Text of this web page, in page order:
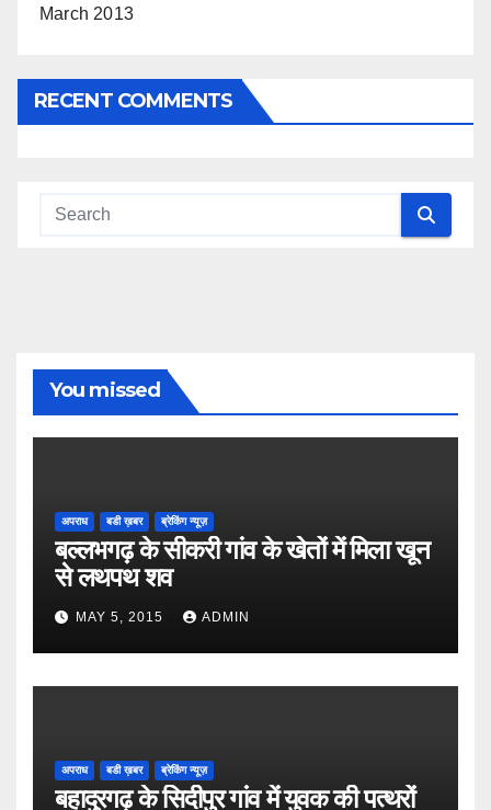
March 2013
RECENT COMMENTS
You missed
अपराध बडी ख़बर ब्रेकिंग न्यूज़
बल्लभगढ़ के सीकरी गांव के खेतों में मिला खून
से लथपथ शव
MAY 5, 2015 ADMIN
अपराध बडी ख़बर ब्रेकिंग न्यूज़
बहादुरगढ़ के सिदीपुर गांव में युवक की पत्थरों